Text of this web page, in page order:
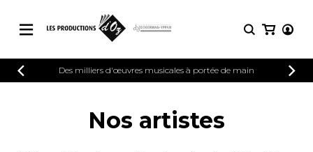
CATALOGUE
riche en œuvres originales et en
arrangements de qualité.
CONNEXION
INSCRIPTION
Des milliers d'œuvres musicales à portée de main
Nos artistes